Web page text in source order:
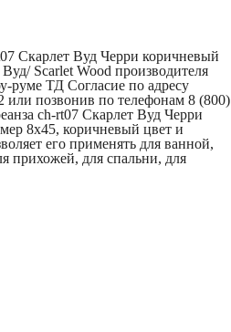
Скарлет Вуд Черри коричневый
Scarlet Wood производителя
руме ТД Согласие по адресу
или позвонив по телефонам 8 (800)
ch-rt07 Скарлет Вуд Черри
8x45, коричневый цвет и
его применять для ванной,
прихожей, для спальни, для